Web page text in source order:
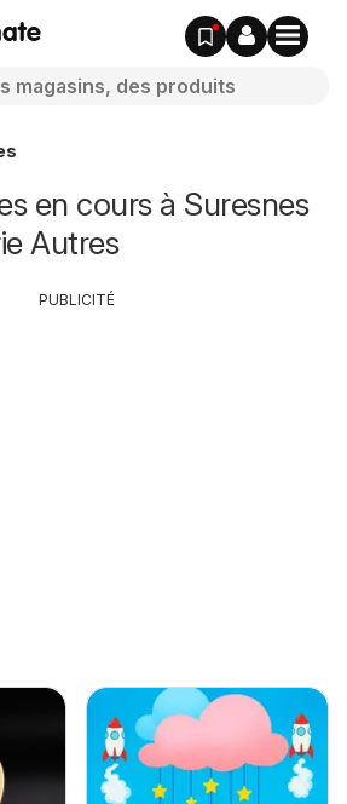
en cours à Suresnes
Autres
PUBLICITÉ